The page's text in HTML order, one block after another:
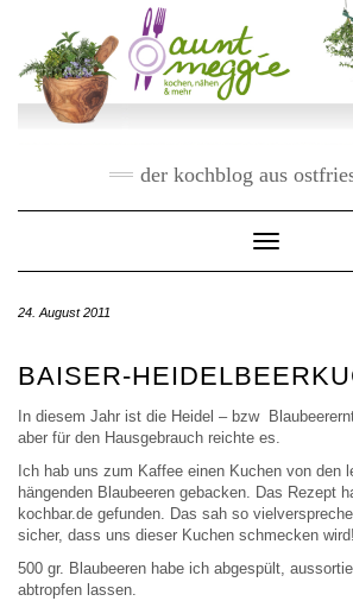
content
der kochblog aus
Toggle
24. August 2011
BAISER-
In diesem Jahr ist die Heidel – bzw
aber für den Hausgebrauch reichte es.
Ich hab uns zum Kaffee einen Kuchen von den
hängenden Blaubeeren gebacken. Das Rezept
kochbar.de gefunden. Das sah so
sicher, dass uns dieser Kuchen schmecken wird!
500 gr. Blaubeeren habe ich abgespült,
abtropfen lassen.